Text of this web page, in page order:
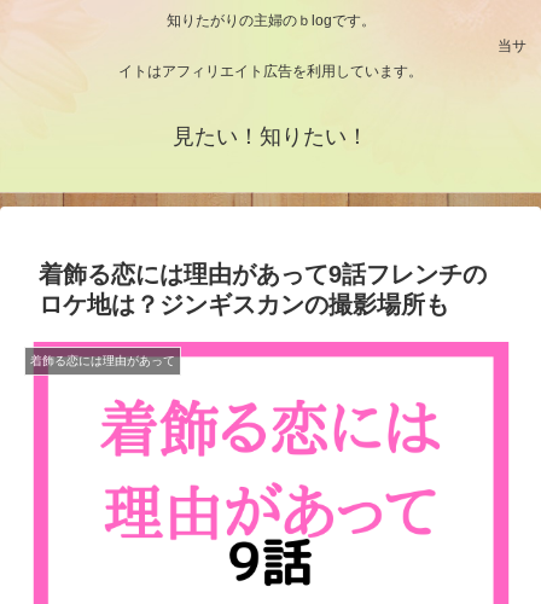
知りたがりの主婦のｂlogです。
当サ
イトはアフィリエイト広告を利用しています。
見たい！知りたい！
着飾る恋には理由があって9話フレンチの
ロケ地は？ジンギスカンの撮影場所も
着飾る恋には理由があって